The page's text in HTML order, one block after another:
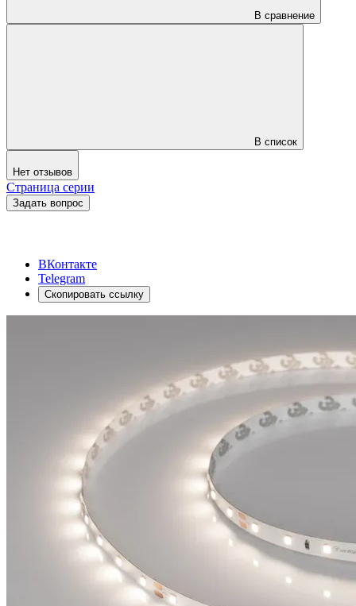
В сравнение
В список
Нет отзывов
Страница серии
Задать вопрос
ВКонтакте
Telegram
Скопировать ссылку